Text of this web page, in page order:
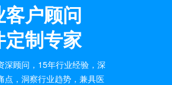
户顾问
制专家
深顾问，15年行业经验，深
点，洞察行业趋势，兼具医